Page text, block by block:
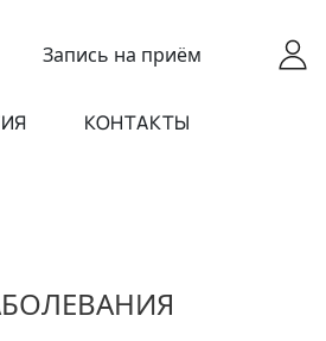
Запись на приём
КОНТАКТЫ